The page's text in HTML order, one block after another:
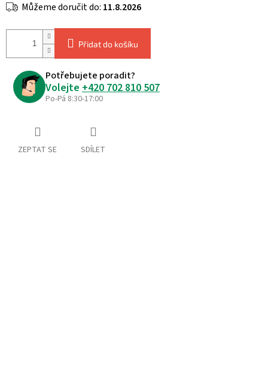
Můžeme doručit do: 11.8.2026
Přidat do košíku
Potřebujete poradit?
Volejte +420 702 810 507
Po-Pá 8:30-17:00
ZEPTAT SE SDÍLET